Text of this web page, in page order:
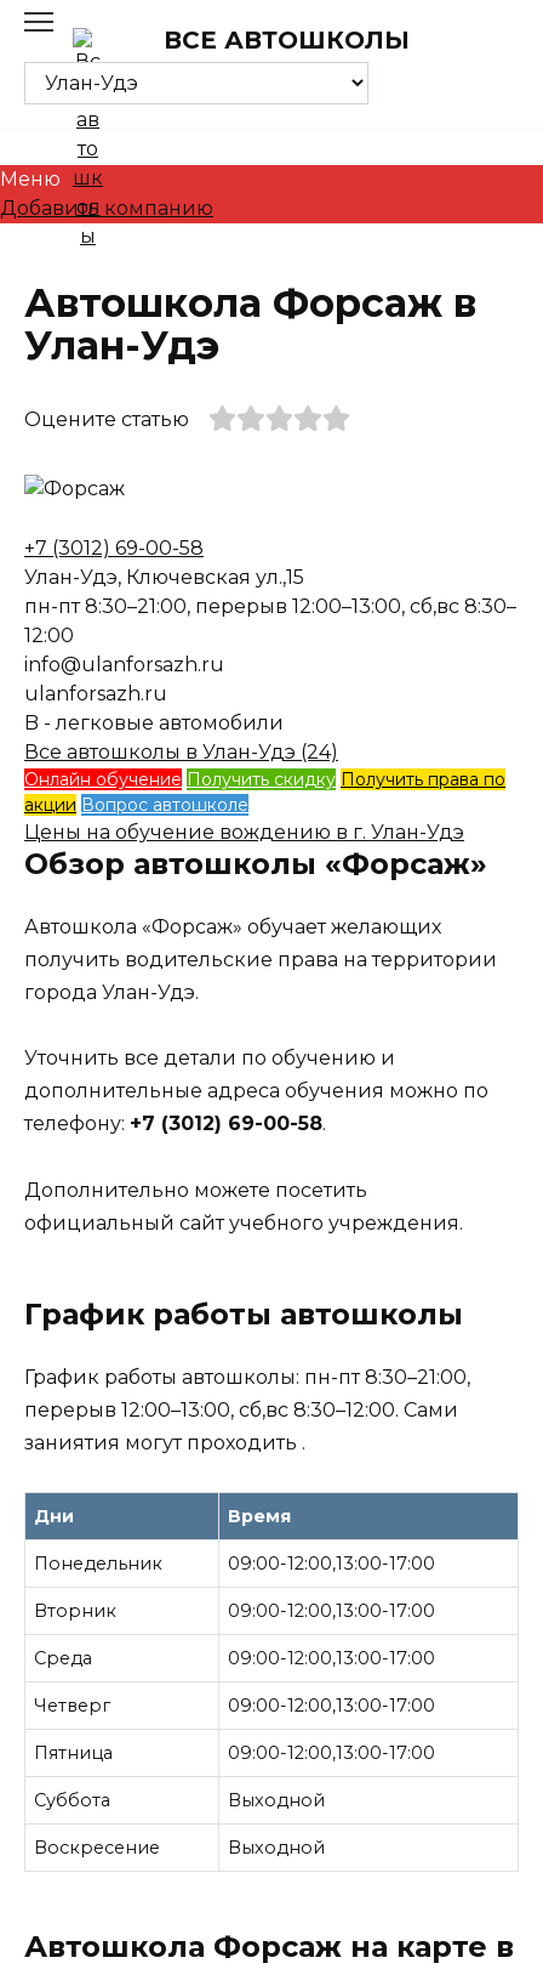
Skip
content
ВСЕ АВТОШКОЛЫ
Меню
Добавить компанию
Автошкола Форсаж в
Улан-Удэ
Оцените статью
+7 (3012) 69-00-58
Улан-Удэ, Ключевская ул.,15
пн-пт 8:30–21:00, перерыв 12:00–13:00, сб,вс 8:30–
12:00
info@ulanforsazh.ru
ulanforsazh.ru
B - легковые автомобили
Все автошколы в Улан-Удэ (24)
Онлайн обучение Получить скидку Получить права по
акции Вопрос автошколе
Цены на обучение вождению в г. Улан-Удэ
Обзор автошколы «Форсаж»
Автошкола «Форсаж» обучает желающих
получить водительские права на территории
города Улан-Удэ.
Уточнить все детали по обучению и
дополнительные адреса обучения можно по
телефону: +7 (3012) 69-00-58.
Дополнительно можете посетить
официальный сайт учебного учреждения.
График работы автошколы
График работы автошколы: пн-пт 8:30–21:00,
перерыв 12:00–13:00, сб,вс 8:30–12:00. Сами
заниятия могут проходить .
Дни Время
Понедельник 09:00-12:00,13:00-17:00
Вторник 09:00-12:00,13:00-17:00
Среда 09:00-12:00,13:00-17:00
Четверг 09:00-12:00,13:00-17:00
Пятница 09:00-12:00,13:00-17:00
Суббота Выходной
Воскресение Выходной
Автошкола Форсаж на карте в